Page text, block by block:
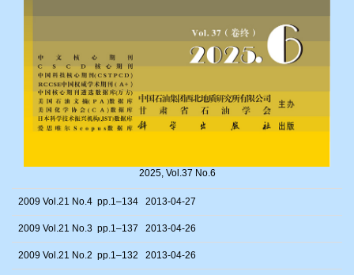
2025, Vol.37 No.6
2009 Vol.21 No.4 pp.1–134 2013-04-27
2009 Vol.21 No.3 pp.1–137 2013-04-26
2009 Vol.21 No.2 pp.1–132 2013-04-26